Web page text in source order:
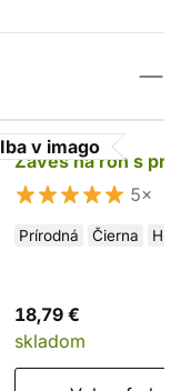
Iba v imago
Záves na roh s
5×
Prírodná Čierna
18,79 €
skladom